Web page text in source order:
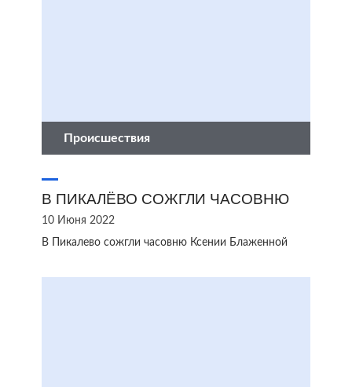
Происшествия
В ПИКАЛЁВО СОЖГЛИ ЧАСОВНЮ
10 Июня 2022
В Пикалево сожгли часовню Ксении Блаженной